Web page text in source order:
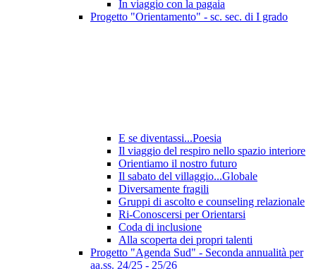
In viaggio con la pagaia
Progetto "Orientamento" - sc. sec. di I grado
E se diventassi...Poesia
Il viaggio del respiro nello spazio interiore
Orientiamo il nostro futuro
Il sabato del villaggio...Globale
Diversamente fragili
Gruppi di ascolto e counseling relazionale
Ri-Conoscersi per Orientarsi
Coda di inclusione
Alla scoperta dei propri talenti
Progetto "Agenda Sud" - Seconda annualità per
aa.ss. 24/25 - 25/26